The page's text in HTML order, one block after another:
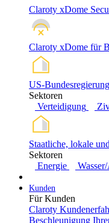
Claroty xDome
Claroty xDome für
US-Bundesregierung
Sektoren
Verteidigung
Staatliche, lokale
Sektoren
Energie
Kunden
Für Kunden
Claroty
Beschleunigung